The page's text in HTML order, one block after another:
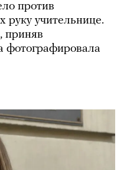
против
руку учительнице.
приняв
фотографировала